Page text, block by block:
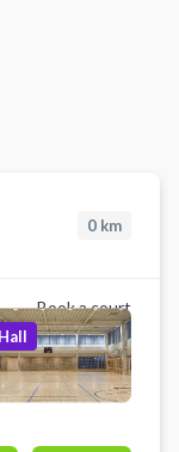
0 km
Book a court
Hall